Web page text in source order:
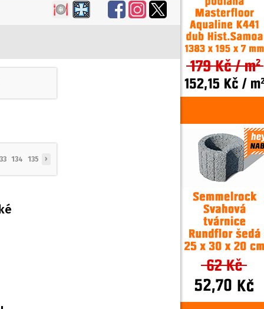
134 135 ›